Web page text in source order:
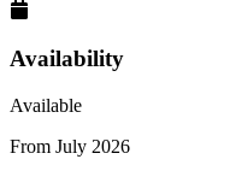
Availability
Available
From July 2026